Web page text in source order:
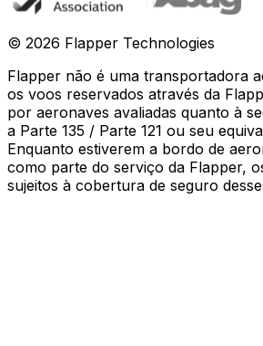
© 2026 Flapper Technologies
Flapper não é uma transportadora
os voos reservados através da
por aeronaves avaliadas quanto à
a Parte 135 / Parte 121 ou seu
Enquanto estiverem a bordo de
como parte do serviço da Flapper,
sujeitos à cobertura de seguro